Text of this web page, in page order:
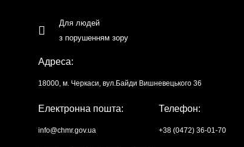
Для людей
з порушенням зору
Адреса:
18000, м. Черкаси, вул.Байди Вишневецького 36
Електронна пошта:
info@chmr.gov.ua
Телефон:
+38 (0472) 36-01-70